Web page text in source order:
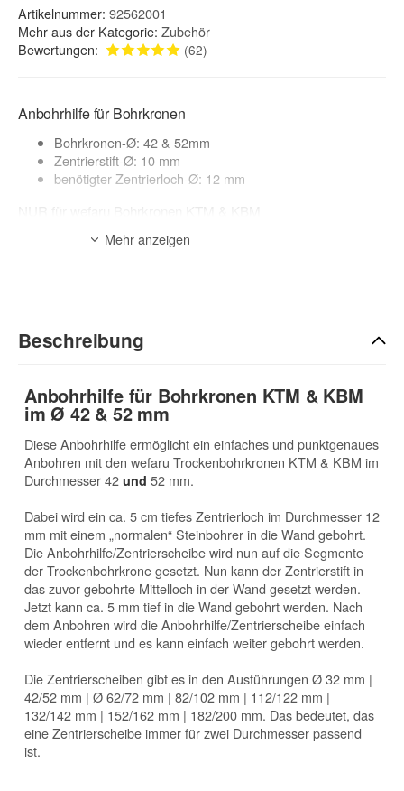
Artikelnummer: 92562001
Mehr aus der Kategorie: Zubehör
Bewertungen:
(62)
Anbohrhilfe für Bohrkronen
Bohrkronen-Ø: 42 & 52mm
Zentrierstift-Ø: 10 mm
benötigter Zentrierloch-Ø: 12 mm
zur BeschreibungMehr anzeigen
Beschreibung
Anbohrhilfe für Bohrkronen KTM & KBM
im Ø 42 & 52 mm
Diese Anbohrhilfe ermöglicht ein einfaches und punktgenaues
Anbohren mit den wefaru Trockenbohrkronen KTM & KBM im
Durchmesser 42 und 52 mm.
Dabei wird ein ca. 5 cm tiefes Zentrierloch im Durchmesser 12
mm mit einem „normalen“ Steinbohrer in die Wand gebohrt.
Die Anbohrhilfe/Zentrierscheibe wird nun auf die Segmente
der Trockenbohrkrone gesetzt. Nun kann der Zentrierstift in
das zuvor gebohrte Mittelloch in der Wand gesetzt werden.
Jetzt kann ca. 5 mm tief in die Wand gebohrt werden. Nach
dem Anbohren wird die Anbohrhilfe/Zentrierscheibe einfach
wieder entfernt und es kann einfach weiter gebohrt werden.
Die Zentrierscheiben gibt es in den Ausführungen Ø 32 mm |
42/52 mm | Ø 62/72 mm | 82/102 mm | 112/122 mm |
132/142 mm | 152/162 mm | 182/200 mm. Das bedeutet, das
eine Zentrierscheibe immer für zwei Durchmesser passend
ist.